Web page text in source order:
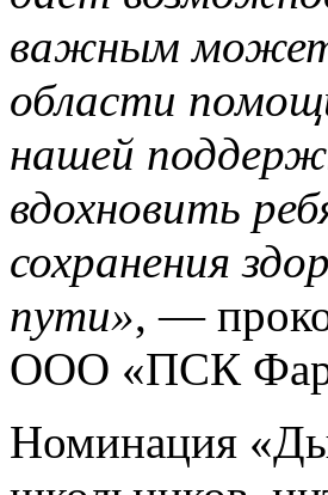
важным может
области
нашей
вдохновить
сохранения
пути», —
ООО «ПСК
Номинация